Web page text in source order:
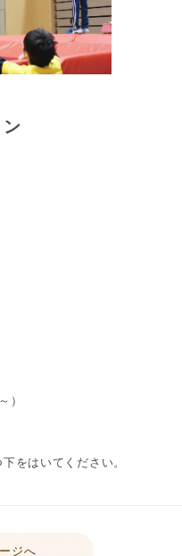
）
をはいてください。
ジへ